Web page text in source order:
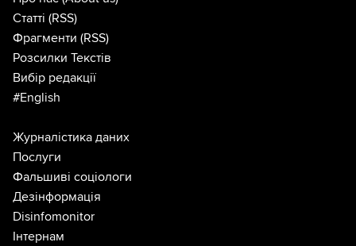
Статті (RSS)
Фрагменти (RSS)
Розсилки Текстів
Вибір редакції
#English
Журналістика даних
Послуги
Фальшиві соціологи
Дезінформація
Disinfomonitor
Інтернам